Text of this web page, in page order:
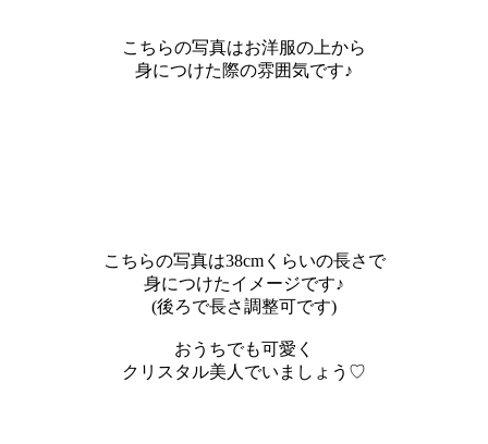
こちらの写真はお洋服の上から
身につけた際の雰囲気です♪
こちらの写真は38cmくらいの長さで
身につけたイメージです♪
(後ろで長さ調整可です)
おうちでも可愛く
クリスタル美人でいましょう♡